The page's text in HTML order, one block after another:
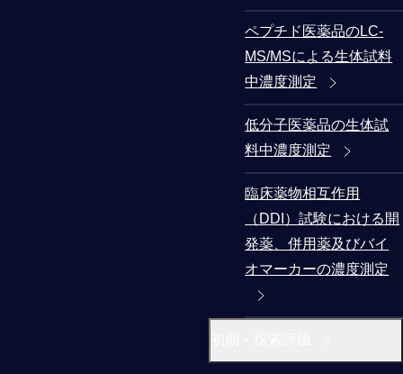
ペプチド医薬品のLC-
MS/MSによる生体試料
中濃度測定
低分子医薬品の生体試
料中濃度測定
臨床薬物相互作用
（DDI）試験における開
発薬、併用薬及びバイ
オマーカーの濃度測定